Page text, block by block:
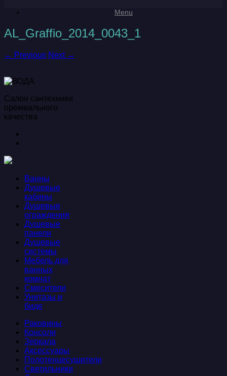
Menu
AL_Graffio_2014_0043_1
← Previous Next →
Салон сантехники
премиального
качества
Ванны
Душевые
кабины
Душевые
ограждения
Душевые
панели
Душевые
системы
Мебель для
ванных
комнат
Смесители
Унитазы и
биде
Раковины
Консоли
Зеркала
Аксессуары
Полотенцесушители
Светильники